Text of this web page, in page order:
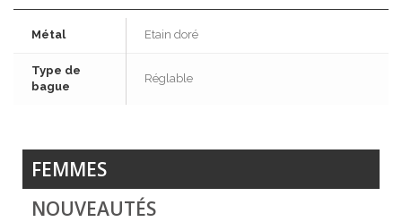
Métal Etain doré
Type de
bague
Réglable
FEMMES
NOUVEAUTÉS